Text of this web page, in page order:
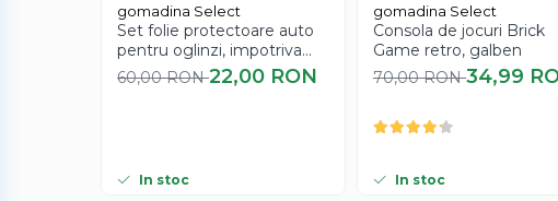
gomadina Select
Set folie protectoare auto
pentru oglinzi, impotriva
apei si aburului, Film
Protect
60,00 RON22,00 RON
In stoc
gomadina Select
Consola de jocuri Brick
Game retro, galben
70,00 RON34,99
In stoc